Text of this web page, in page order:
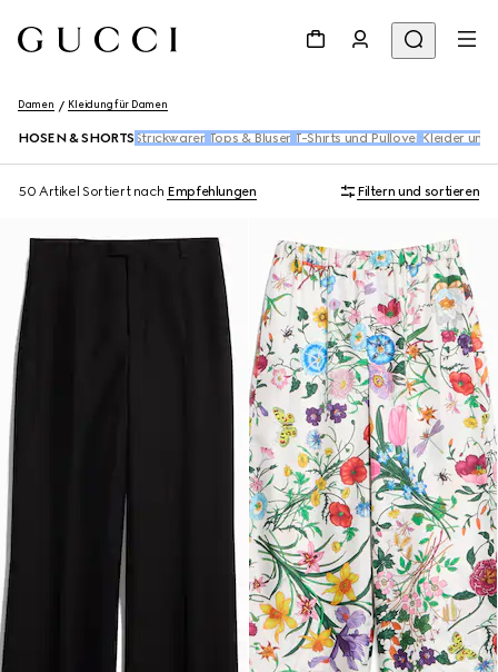
Damen Kleidung für Damen
HOSEN & SHORTS Strickwaren Tops & Blusen​ T-Shirts und Pullover Kleider und
50 Artikel Sortiert nach Empfehlungen Filtern und sortieren